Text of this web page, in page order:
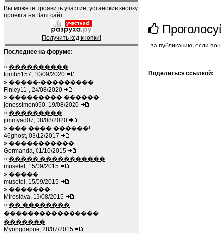
Вы можете проявить участие, установив кнопку
проекта на Ваш сайт:
Получить код кнопки!
Последнее на форуме:
» ����������
tomh5157, 10/09/2020
» �����-���������
Finley11-, 24/08/2020
» ��������� ������
jonessimon050, 19/08/2020
» ���������
jimmyad07, 08/08/2020
» ��� ���� ������!
46ghost, 03/12/2017
» �����������
Germanda, 01/10/2015
» ����� �����������
musetel, 15/09/2015
» �����
musetel, 15/09/2015
» �������
Miroslava, 19/08/2015
» �� ��������
����������������
�������
Myongdepue, 28/07/2015
за публикацию, если
Поделиться ссылкой: